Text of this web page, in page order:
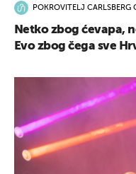
POKROVITELJ CARLSBERG
Netko zbog ćevapa,
Evo zbog čega sve